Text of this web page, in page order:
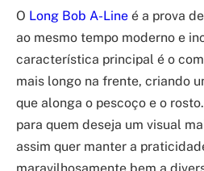
O Long Bob A-Line é a prova
ao mesmo tempo moderno e
característica principal é o
mais longo na frente, criando
que alonga o pescoço e o
para quem deseja um visual
assim quer manter a